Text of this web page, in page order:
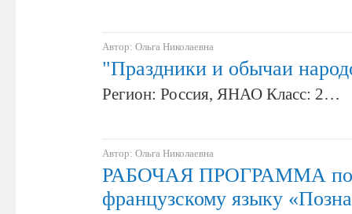
Автор: Ольга Николаевна
"Праздники и обычаи
Регион: Россия, ЯНАО Класс: 2…
Автор: Ольга Николаевна
РАБОЧАЯ ПРОГРАММА по
французскому языку